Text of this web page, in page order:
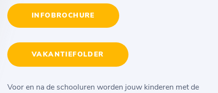
INFOBROCHURE
VAKANTIEFOLDER
Voor en na de schooluren worden jouw kinderen met de